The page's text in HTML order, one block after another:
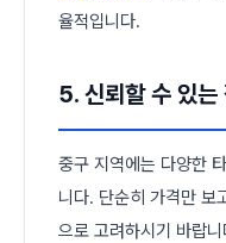
율적입니다.
5. 신뢰할 수 있는
중구 지역에는 다양한
니다. 단순히 가격만 보
으로 고려하시기 바랍니